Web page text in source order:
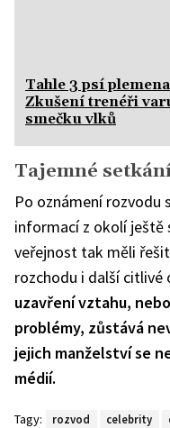
Tahle 3 psí
Zkušení trenéři
smečku vlků
Tajemné
Po oznámení rozvodu
informací z okolí ještě
veřejnost tak měli
rozchodu i další citlivé
uzavření vztahu,
problémy, zůstává
jejich manželství se
médií.
Tagy: rozvod celebrity